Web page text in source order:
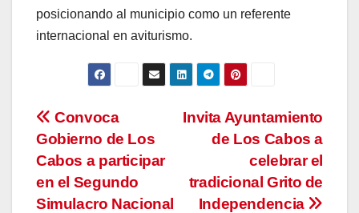
posicionando al municipio como un referente
internacional en aviturismo.
Navegación
de
entradas
Invita Ayuntamiento
de Los Cabos a
celebrar el
tradicional Grito de
Independencia
Convoca
Gobierno de Los
Cabos a participar
en el Segundo
Simulacro Nacional